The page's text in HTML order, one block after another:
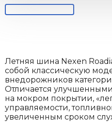
Летняя шина Nexen
собой классическую
внедорожников
Отличается
на мокром покрытии,
управляемости,
увеличенным сроком